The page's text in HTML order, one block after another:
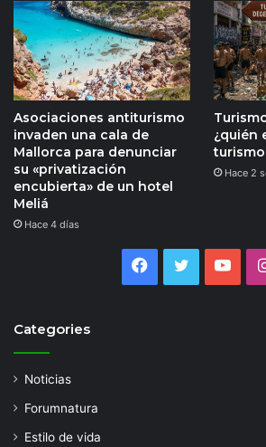
Asociaciones antiturismo
invaden una cala de
Mallorca para denunciar
su «privatización
encubierta» de un hotel
Meliá
Hace 4 días
¿quién
Hace 2
Facebook
Twitter
Categories
Noticias
Forumnatura
Estilo de vida